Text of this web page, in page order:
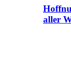
aller